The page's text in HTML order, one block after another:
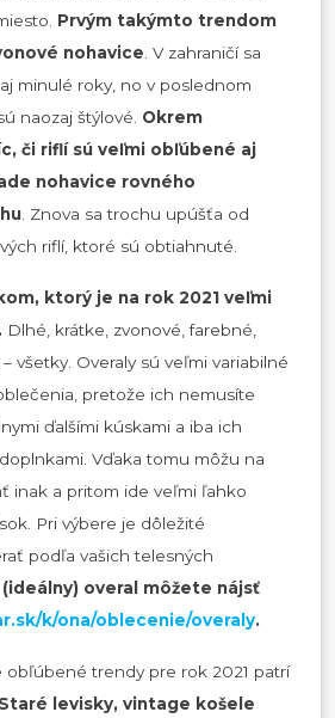
Prvým takýmto trendom
nohavice. V zahraničí sa
minulé roky, no v poslednom
naozaj štýlové. Okrem
či riflí sú veľmi obľúbené aj
nohavice rovného
. Znova sa trochu upúšťa od
riflí, ktoré sú obtiahnuté.
ktorý je na rok 2021 veľmi
Dlhé, krátke, zvonové, farebné,
všetky. Overaly sú veľmi variabilné
pretože ich nemusíte
ďalšími kúskami a iba ich
Vďaka tomu môžu na
inak a pritom ide veľmi ľahko
Pri výbere je dôležité
podľa vašich telesných
(ideálny) overal môžete nájsť
k/ona/oblecenie/overaly.
trendy pre rok 2021 patrí
Staré levisky, vintage košele